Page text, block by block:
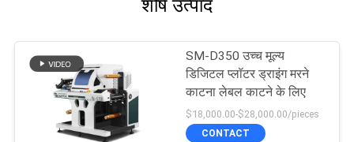
शीर्ष उत्पाद
SM-D350 उच्च मूल्य
डिजिटल प्लॉटर ड्राइंग मरने
काटना लेबल काटने के लिए
$18,000.00-$28,000.00/pieces
CONTACT